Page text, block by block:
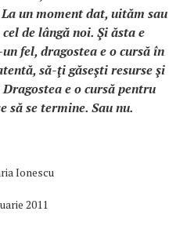
un moment dat, uităm sau
de lângă noi. Şi ăsta e
fel, dragostea e o cursă în
să-ţi găseşti resurse şi
e o cursă pentru
să se termine. Sau nu.
Ionescu
2011